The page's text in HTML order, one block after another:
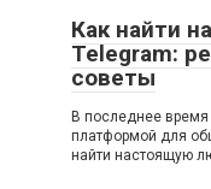
Как найти
Telegram:
советы
В последнее время
платформой для
найти настоящую